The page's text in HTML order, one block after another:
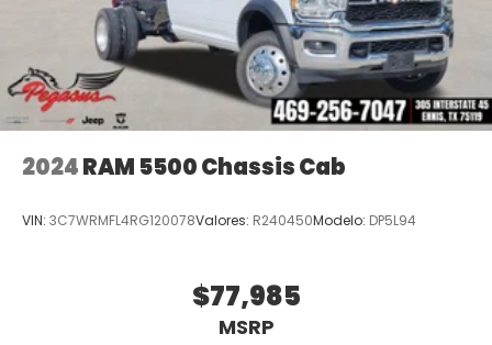
2024RAM 5500 Chassis Cab
VIN: 3C7WRMFL4RG120078Valores: R240450Modelo: DP5L94
$77,985
MSRP